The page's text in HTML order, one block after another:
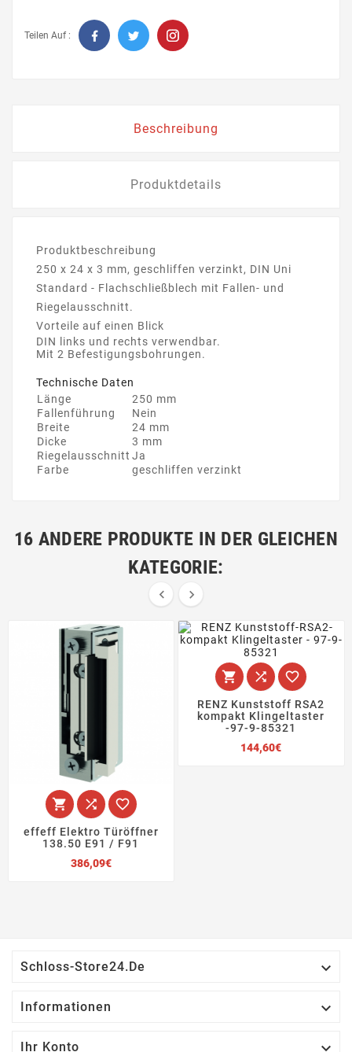
Teilen Auf :
Beschreibung
Produktdetails
Produktbeschreibung
250 x 24 x 3 mm, geschliffen verzinkt, DIN Uni
Standard - Flachschließblech mit Fallen- und
Riegelausschnitt.
Vorteile auf einen Blick
DIN links und rechts verwendbar.
Mit 2 Befestigungsbohrungen.
Technische Daten
Länge
250 mm
Fallenführung
Nein
Breite
24 mm
Dicke
3 mm
Riegelausschnitt Ja
Farbe
geschliffen verzinkt
16 ANDERE PRODUKTE IN DER GLEICHEN
KATEGORIE:
 
  
effeff Elektro Türöffner
138.50 E91 / F91
386,09€Preis
  
RENZ Kunststoff RSA2
kompakt Klingeltaster
-97-9-85321
144,60€Preis
Schloss-Store24.de 
Informationen 
Ihr Konto